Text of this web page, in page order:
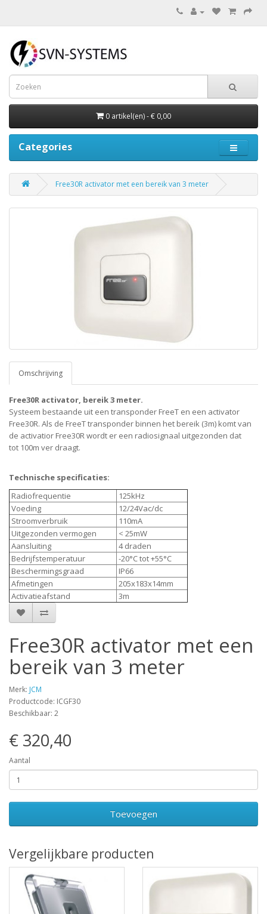
0 artikel(en) - € 0,00
Categories
Free30R activator met een bereik van 3 meter
Omschrijving
Free30R activator, bereik 3 meter.
Systeem bestaande uit een transponder FreeT en een activator
Free30R. Als de FreeT transponder binnen het bereik (3m) komt van
de activatior Free30R wordt er een radiosignaal uitgezonden dat
tot 100m ver draagt.
Technische specificaties:
Radiofrequentie
125kHz
Voeding
12/24Vac/dc
Stroomverbruik
110mA
Uitgezonden vermogen
< 25mW
Aansluiting
4 draden
Bedrijfstemperatuur
-20°C tot +55°C
Beschermingsgraad
IP66
Afmetingen
205x183x14mm
Activatieafstand
3m
Free30R activator met een
bereik van 3 meter
Merk: JCM
Productcode: ICGF30
Beschikbaar: 2
€ 320,40
Aantal
Toevoegen
Vergelijkbare producten